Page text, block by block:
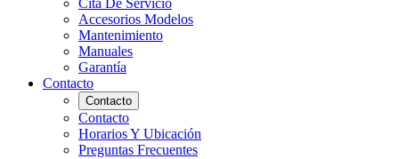
Cita De Servicio
Accesorios Modelos
Mantenimiento
Manuales
Garantía
Contacto
Contacto
Contacto
Horarios Y Ubicación
Preguntas Frecuentes